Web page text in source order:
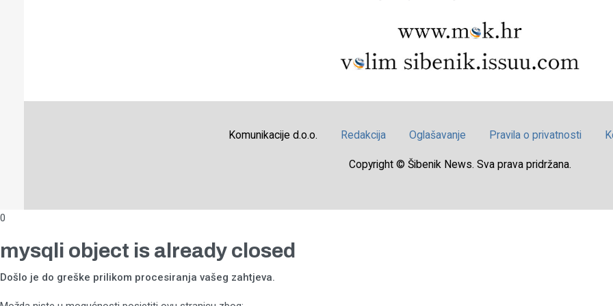
Komunikacije d.o.o. Redakcija Oglašavanje Pravila o privatnosti
Copyright © Šibenik News. Sva prava pridržana.
0
mysqli object is already closed
Došlo je do greške prilikom procesiranja vašeg zahtjeva.